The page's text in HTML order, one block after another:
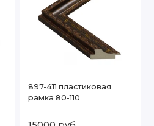
897-411 пластиковая
рамка 80-110